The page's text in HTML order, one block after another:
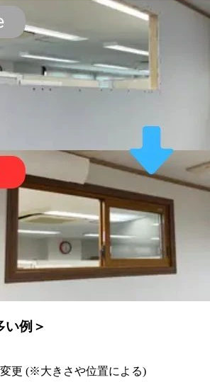
い例＞
更 (※大きさや位置による)